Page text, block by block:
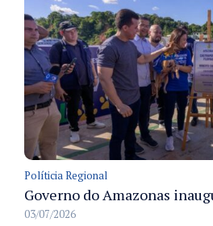
Políticia Regional
03/07/2026